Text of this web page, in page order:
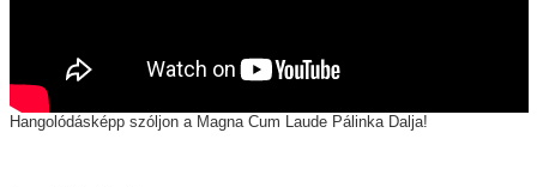
Hangolódásképp szóljon a Magna Cum Laude Pálinka Dalja!